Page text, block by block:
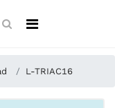
L-TRIAC16